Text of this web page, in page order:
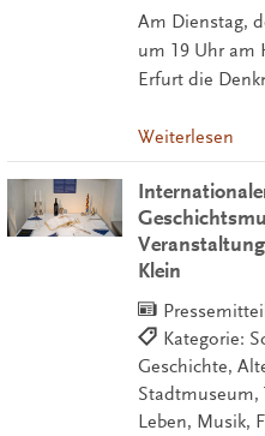
Am Dienstag,
um 19 Uhr am
Erfurt die
Weiterlesen
Klein
Kategorie:
Geschichte,
Stadtmuseum,
Leben, Musik,